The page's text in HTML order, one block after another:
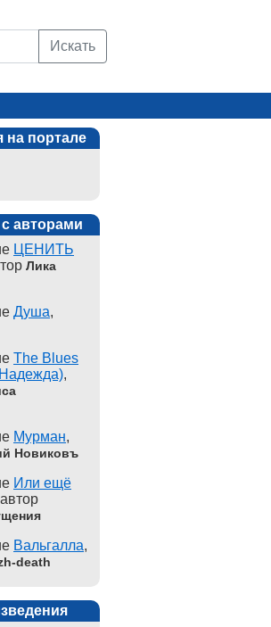
Искать
на портале
авторами
ЦЕНИТЬ
Лика
Душа,
The Blues
,
Мурман,
Новиковъ
Или ещё
Вальгалла,
death